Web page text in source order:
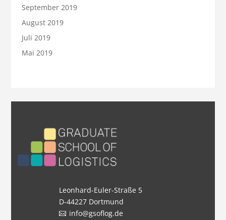
September 2019
August 2019
Juli 2019
Mai 2019
Leonhard-Euler-Straße 5
D-44227 Dortmund
info@gsoflog.de